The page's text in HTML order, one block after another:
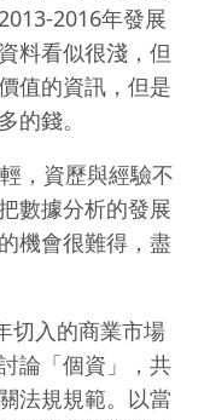
2016年發展
料看似很淺，但
值的資訊，但是
的錢。
，資歷與經驗不
數據分析的發展
機會很難得，盡
切入的商業市場
論「個資」，共
法規規範。以當